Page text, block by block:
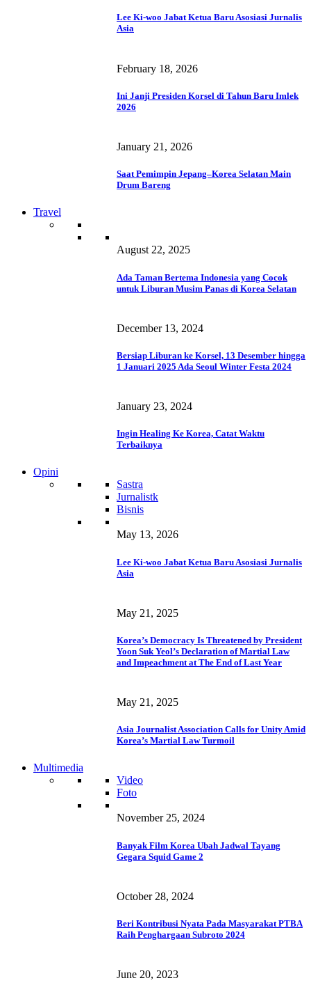
Lee Ki-woo Jabat Ketua Baru Asosiasi Jurnalis
Asia
February 18, 2026
Ini Janji Presiden Korsel di Tahun Baru Imlek
2026
January 21, 2026
Saat Pemimpin Jepang–Korea Selatan Main
Drum Bareng
Travel
August 22, 2025
Ada Taman Bertema Indonesia yang Cocok
untuk Liburan Musim Panas di Korea Selatan
December 13, 2024
Bersiap Liburan ke Korsel, 13 Desember hingga
1 Januari 2025 Ada Seoul Winter Festa 2024
January 23, 2024
Ingin Healing Ke Korea, Catat Waktu
Terbaiknya
Opini
Sastra
Jurnalistk
Bisnis
May 13, 2026
Lee Ki-woo Jabat Ketua Baru Asosiasi Jurnalis
Asia
May 21, 2025
Korea’s Democracy Is Threatened by President
Yoon Suk Yeol’s Declaration of Martial Law
and Impeachment at The End of Last Year
May 21, 2025
Asia Journalist Association Calls for Unity Amid
Korea’s Martial Law Turmoil
Multimedia
Video
Foto
November 25, 2024
Banyak Film Korea Ubah Jadwal Tayang
Gegara Squid Game 2
October 28, 2024
Beri Kontribusi Nyata Pada Masyarakat PTBA
Raih Penghargaan Subroto 2024
June 20, 2023